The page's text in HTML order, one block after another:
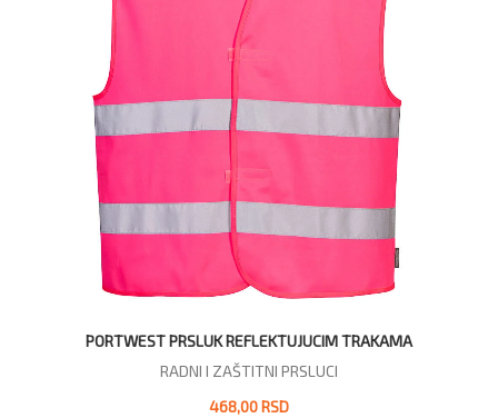
PORTWEST PRSLUK REFLEKTUJUCIM TRAKAMA
RADNI I ZAŠTITNI PRSLUCI
468,00 RSD